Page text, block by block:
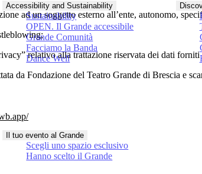
Accessibility and Sustainability
Sustainability
OPEN. Il Grande accessibile
Grande Comunità
Facciamo la Banda
Dance Well
Il tuo evento al Grande
Scegli uno spazio esclusivo
Hanno scelto il Grande
ad un soggetto esterno all’ente, autonomo,
relativo alla trattazione riservata dei dati forniti
da Fondazione del Teatro Grande di Brescia e